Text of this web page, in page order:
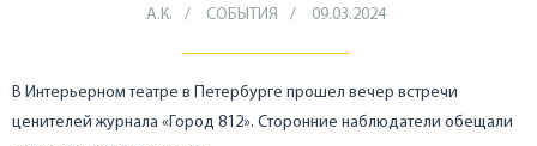
А.К. СОБЫТИЯ 09.03.2024
В Интерьерном театре в Петербурге прошел вечер встречи
ценителей журнала «Город 812». Сторонние наблюдатели обещали